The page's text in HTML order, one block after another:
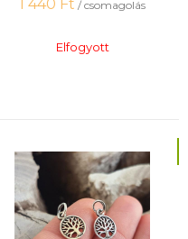
1 440 Ft / csomagolás
Elfogyott